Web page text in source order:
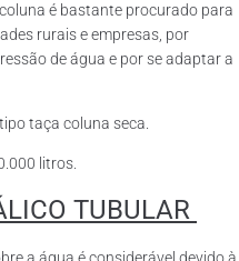
é bastante procurado para
rurais e empresas, por
de água e por se adaptar a
taça coluna seca.
litros.
TUBULAR